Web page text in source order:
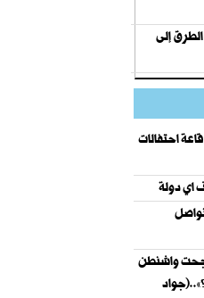
إلى
احتفالات
اي دولة
نجحت واشنطن